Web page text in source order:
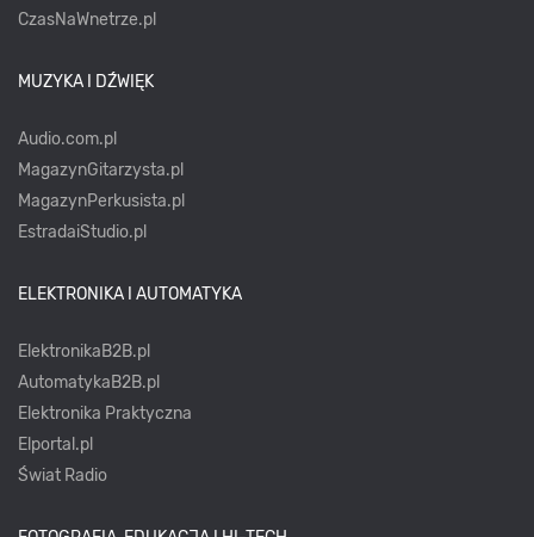
CzasNaWnetrze.pl
MUZYKA I DŹWIĘK
Audio.com.pl
MagazynGitarzysta.pl
MagazynPerkusista.pl
EstradaiStudio.pl
ELEKTRONIKA I AUTOMATYKA
ElektronikaB2B.pl
AutomatykaB2B.pl
Elektronika Praktyczna
Elportal.pl
Świat Radio